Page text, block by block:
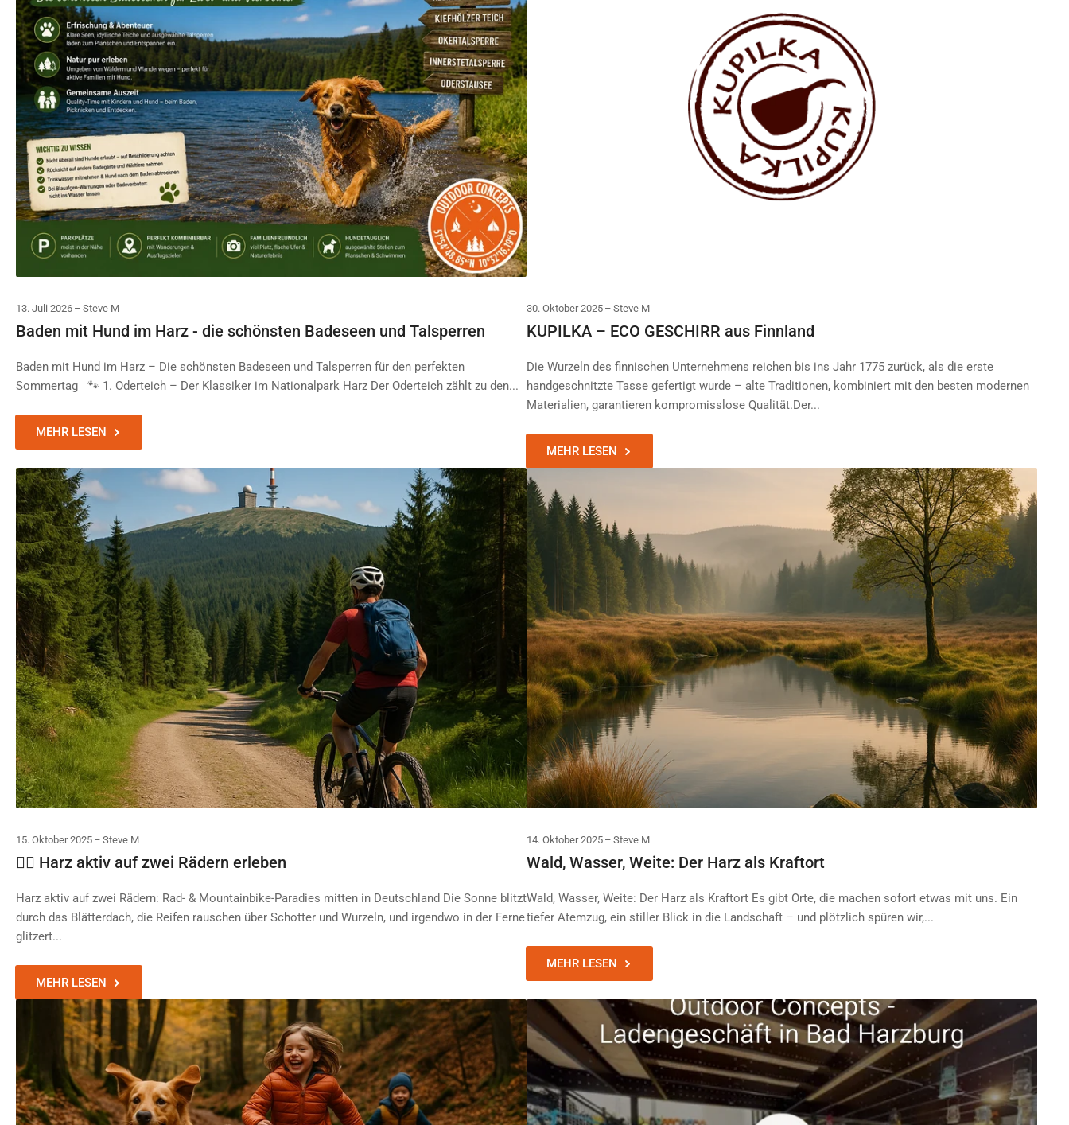
13. Juli 2026 Steve M
Baden mit Hund im Harz - die schönsten Badeseen und Talsperren
Baden mit Hund im Harz – Die schönsten Badeseen und Talsperren für den perfekten
Sommertag 🐾 1. Oderteich – Der Klassiker im Nationalpark Harz Der Oderteich zählt zu den...
MEHR LESEN
30. Oktober 2025 Steve M
KUPILKA – ECO GESCHIRR aus Finnland
Die Wurzeln des finnischen Unternehmens reichen bis ins Jahr 1775 zurück, als die erste
handgeschnitzte Tasse gefertigt wurde – alte Traditionen, kombiniert mit den besten modernen
Materialien, garantieren kompromisslose Qualität.Der...
MEHR LESEN
15. Oktober 2025 Steve M
🚵‍♀ Harz aktiv auf zwei Rädern erleben
Harz aktiv auf zwei Rädern: Rad- & Mountainbike-Paradies mitten in Deutschland Die Sonne blitzt
durch das Blätterdach, die Reifen rauschen über Schotter und Wurzeln, und irgendwo in der Ferne
glitzert...
MEHR LESEN
14. Oktober 2025 Steve M
Wald, Wasser, Weite: Der Harz als Kraftort
Wald, Wasser, Weite: Der Harz als Kraftort Es gibt Orte, die machen sofort etwas mit uns. Ein
tiefer Atemzug, ein stiller Blick in die Landschaft – und plötzlich spüren wir,...
MEHR LESEN